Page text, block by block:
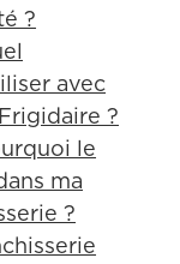
?
avec
?
le
ma
?